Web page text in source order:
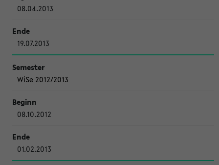
08.04.2013
19.07.2013
WiSe 2012/2013
08.10.2012
01.02.2013